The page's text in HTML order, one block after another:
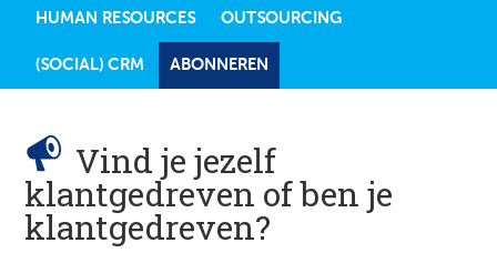
HUMAN RESOURCES OUTSOURCING
(SOCIAL) CRM ABONNEREN
Vind je jezelf
klantgedreven of ben je
klantgedreven?